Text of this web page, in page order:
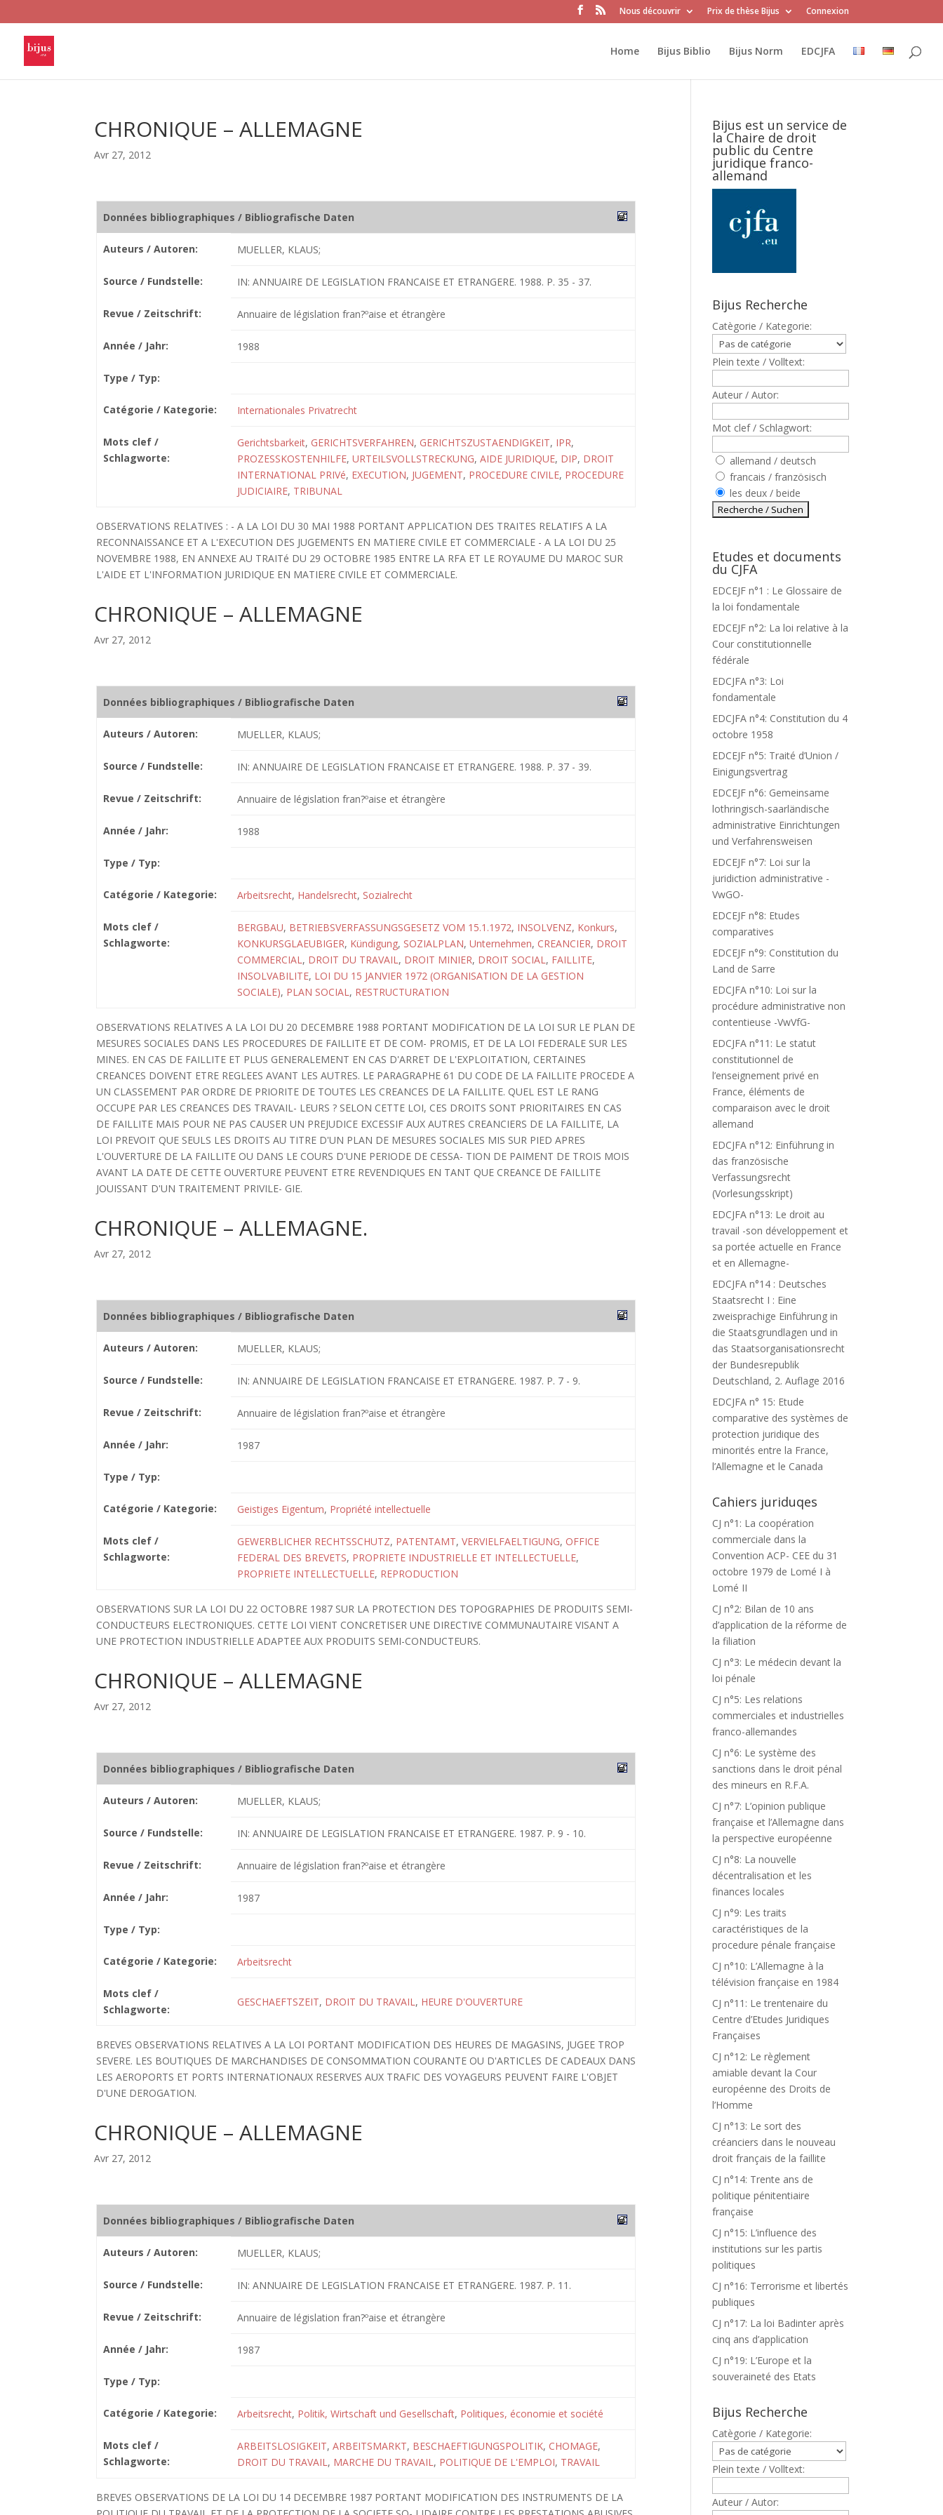
Nous découvrir Prix de thèse Bijus Connexion
Home Bijus Biblio Bijus Norm EDCJFA
CHRONIQUE – ALLEMAGNE
Avr 27, 2012
Données bibliographiques / Bibliografische Daten
Auteurs / Autoren: MUELLER, KLAUS;
Source / Fundstelle: IN: ANNUAIRE DE LEGISLATION FRANCAISE ET ETRANGERE. 1988. P. 35 - 37.
Revue / Zeitschrift: Annuaire de législation fran?ºaise et étrangère
Année / Jahr: 1988
Type / Typ:
Catégorie / Kategorie: Internationales Privatrecht
Mots clef /
Schlagworte:
Gerichtsbarkeit, GERICHTSVERFAHREN, GERICHTSZUSTAENDIGKEIT, IPR,
PROZESSKOSTENHILFE, URTEILSVOLLSTRECKUNG, AIDE JURIDIQUE, DIP, DROIT
INTERNATIONAL PRIVé, EXECUTION, JUGEMENT, PROCEDURE CIVILE, PROCEDURE
JUDICIAIRE, TRIBUNAL
OBSERVATIONS RELATIVES : - A LA LOI DU 30 MAI 1988 PORTANT APPLICATION DES TRAITES RELATIFS A LA
RECONNAISSANCE ET A L'EXECUTION DES JUGEMENTS EN MATIERE CIVILE ET COMMERCIALE - A LA LOI DU 25
NOVEMBRE 1988, EN ANNEXE AU TRAITé DU 29 OCTOBRE 1985 ENTRE LA RFA ET LE ROYAUME DU MAROC SUR
L'AIDE ET L'INFORMATION JURIDIQUE EN MATIERE CIVILE ET COMMERCIALE.
CHRONIQUE – ALLEMAGNE
Avr 27, 2012
Données bibliographiques / Bibliografische Daten
Auteurs / Autoren: MUELLER, KLAUS;
Source / Fundstelle: IN: ANNUAIRE DE LEGISLATION FRANCAISE ET ETRANGERE. 1988. P. 37 - 39.
Revue / Zeitschrift: Annuaire de législation fran?ºaise et étrangère
Année / Jahr: 1988
Type / Typ:
Catégorie / Kategorie: Arbeitsrecht, Handelsrecht, Sozialrecht
Mots clef /
Schlagworte:
BERGBAU, BETRIEBSVERFASSUNGSGESETZ VOM 15.1.1972, INSOLVENZ, Konkurs,
KONKURSGLAEUBIGER, Kündigung, SOZIALPLAN, Unternehmen, CREANCIER, DROIT
COMMERCIAL, DROIT DU TRAVAIL, DROIT MINIER, DROIT SOCIAL, FAILLITE,
INSOLVABILITE, LOI DU 15 JANVIER 1972 (ORGANISATION DE LA GESTION
SOCIALE), PLAN SOCIAL, RESTRUCTURATION
OBSERVATIONS RELATIVES A LA LOI DU 20 DECEMBRE 1988 PORTANT MODIFICATION DE LA LOI SUR LE PLAN DE
MESURES SOCIALES DANS LES PROCEDURES DE FAILLITE ET DE COM- PROMIS, ET DE LA LOI FEDERALE SUR LES
MINES. EN CAS DE FAILLITE ET PLUS GENERALEMENT EN CAS D'ARRET DE L'EXPLOITATION, CERTAINES
CREANCES DOIVENT ETRE REGLEES AVANT LES AUTRES. LE PARAGRAPHE 61 DU CODE DE LA FAILLITE PROCEDE A
UN CLASSEMENT PAR ORDRE DE PRIORITE DE TOUTES LES CREANCES DE LA FAILLITE. QUEL EST LE RANG
OCCUPE PAR LES CREANCES DES TRAVAIL- LEURS ? SELON CETTE LOI, CES DROITS SONT PRIORITAIRES EN CAS
DE FAILLITE MAIS POUR NE PAS CAUSER UN PREJUDICE EXCESSIF AUX AUTRES CREANCIERS DE LA FAILLITE, LA
LOI PREVOIT QUE SEULS LES DROITS AU TITRE D'UN PLAN DE MESURES SOCIALES MIS SUR PIED APRES
L'OUVERTURE DE LA FAILLITE OU DANS LE COURS D'UNE PERIODE DE CESSA- TION DE PAIMENT DE TROIS MOIS
AVANT LA DATE DE CETTE OUVERTURE PEUVENT ETRE REVENDIQUES EN TANT QUE CREANCE DE FAILLITE
JOUISSANT D'UN TRAITEMENT PRIVILE- GIE.
CHRONIQUE – ALLEMAGNE.
Avr 27, 2012
Données bibliographiques / Bibliografische Daten
Auteurs / Autoren: MUELLER, KLAUS;
Source / Fundstelle: IN: ANNUAIRE DE LEGISLATION FRANCAISE ET ETRANGERE. 1987. P. 7 - 9.
Revue / Zeitschrift: Annuaire de législation fran?ºaise et étrangère
Année / Jahr: 1987
Type / Typ:
Catégorie / Kategorie: Geistiges Eigentum, Propriété intellectuelle
Mots clef /
Schlagworte:
GEWERBLICHER RECHTSSCHUTZ, PATENTAMT, VERVIELFAELTIGUNG, OFFICE
FEDERAL DES BREVETS, PROPRIETE INDUSTRIELLE ET INTELLECTUELLE,
PROPRIETE INTELLECTUELLE, REPRODUCTION
OBSERVATIONS SUR LA LOI DU 22 OCTOBRE 1987 SUR LA PROTECTION DES TOPOGRAPHIES DE PRODUITS SEMI-
CONDUCTEURS ELECTRONIQUES. CETTE LOI VIENT CONCRETISER UNE DIRECTIVE COMMUNAUTAIRE VISANT A
UNE PROTECTION INDUSTRIELLE ADAPTEE AUX PRODUITS SEMI-CONDUCTEURS.
CHRONIQUE – ALLEMAGNE
Avr 27, 2012
Données bibliographiques / Bibliografische Daten
Auteurs / Autoren: MUELLER, KLAUS;
Source / Fundstelle: IN: ANNUAIRE DE LEGISLATION FRANCAISE ET ETRANGERE. 1987. P. 9 - 10.
Revue / Zeitschrift: Annuaire de législation fran?ºaise et étrangère
Année / Jahr: 1987
Type / Typ:
Catégorie / Kategorie: Arbeitsrecht
Mots clef /
Schlagworte:
GESCHAEFTSZEIT, DROIT DU TRAVAIL, HEURE D'OUVERTURE
BREVES OBSERVATIONS RELATIVES A LA LOI PORTANT MODIFICATION DES HEURES DE MAGASINS, JUGEE TROP
SEVERE. LES BOUTIQUES DE MARCHANDISES DE CONSOMMATION COURANTE OU D'ARTICLES DE CADEAUX DANS
LES AEROPORTS ET PORTS INTERNATIONAUX RESERVES AUX TRAFIC DES VOYAGEURS PEUVENT FAIRE L'OBJET
D'UNE DEROGATION.
CHRONIQUE – ALLEMAGNE
Avr 27, 2012
Données bibliographiques / Bibliografische Daten
Auteurs / Autoren: MUELLER, KLAUS;
Source / Fundstelle: IN: ANNUAIRE DE LEGISLATION FRANCAISE ET ETRANGERE. 1987. P. 11.
Revue / Zeitschrift: Annuaire de législation fran?ºaise et étrangère
Année / Jahr: 1987
Type / Typ:
Catégorie / Kategorie: Arbeitsrecht, Politik, Wirtschaft und Gesellschaft, Politiques, économie et société
Mots clef /
Schlagworte:
ARBEITSLOSIGKEIT, ARBEITSMARKT, BESCHAEFTIGUNGSPOLITIK, CHOMAGE,
DROIT DU TRAVAIL, MARCHE DU TRAVAIL, POLITIQUE DE L'EMPLOI, TRAVAIL
BREVES OBSERVATIONS DE LA LOI DU 14 DECEMBRE 1987 PORTANT MODIFICATION DES INSTRUMENTS DE LA
Bijus est un service de
la Chaire de droit
public du Centre
juridique franco-
allemand
Bijus Recherche
Catègorie / Kategorie:
Plein texte / Volltext:
Auteur / Autor:
Mot clef / Schlagwort:
allemand / deutsch
francais / französisch
les deux / beide
Etudes et documents
du CJFA
EDCEJF n°1 : Le Glossaire de
la loi fondamentale
EDCEJF n°2: La loi relative à la
Cour constitutionnelle
fédérale
EDCJFA n°3: Loi
fondamentale
EDCJFA n°4: Constitution du 4
octobre 1958
EDCEJF n°5: Traité d’Union /
Einigungsvertrag
EDCEJF n°6: Gemeinsame
lothringisch-saarländische
administrative Einrichtungen
und Verfahrensweisen
EDCEJF n°7: Loi sur la
juridiction administrative -
VwGO-
EDCEJF n°8: Etudes
comparatives
EDCEJF n°9: Constitution du
Land de Sarre
EDCJFA n°10: Loi sur la
procédure administrative non
contentieuse -VwVfG-
EDCJFA n°11: Le statut
constitutionnel de
l’enseignement privé en
France, éléments de
comparaison avec le droit
allemand
EDCJFA n°12: Einführung in
das französische
Verfassungsrecht
(Vorlesungsskript)
EDCJFA n°13: Le droit au
travail -son développement et
sa portée actuelle en France
et en Allemagne-
EDCJFA n°14 : Deutsches
Staatsrecht I : Eine
zweisprachige Einführung in
die Staatsgrundlagen und in
das Staatsorganisationsrecht
der Bundesrepublik
Deutschland, 2. Auflage 2016
EDCJFA n° 15: Etude
comparative des systèmes de
protection juridique des
minorités entre la France,
l’Allemagne et le Canada
Cahiers juriduqes
CJ n°1: La coopération
commerciale dans la
Convention ACP- CEE du 31
octobre 1979 de Lomé I à
Lomé II
CJ n°2: Bilan de 10 ans
d’application de la réforme de
la filiation
CJ n°3: Le médecin devant la
loi pénale
CJ n°5: Les relations
commerciales et industrielles
franco-allemandes
CJ n°6: Le système des
sanctions dans le droit pénal
des mineurs en R.F.A.
CJ n°7: L’opinion publique
française et l’Allemagne dans
la perspective européenne
CJ n°8: La nouvelle
décentralisation et les
finances locales
CJ n°9: Les traits
caractéristiques de la
procedure pénale française
CJ n°10: L’Allemagne à la
télévision française en 1984
CJ n°11: Le trentenaire du
Centre d’Etudes Juridiques
Françaises
CJ n°12: Le règlement
amiable devant la Cour
européenne des Droits de
l’Homme
CJ n°13: Le sort des
créanciers dans le nouveau
droit français de la faillite
CJ n°14: Trente ans de
politique pénitentiaire
française
CJ n°15: L’influence des
institutions sur les partis
politiques
CJ n°16: Terrorisme et libertés
publiques
CJ n°17: La loi Badinter après
cinq ans d’application
CJ n°19: L’Europe et la
souveraineté des Etats
Bijus Recherche
Catègorie / Kategorie:
Plein texte / Volltext:
Auteur / Autor: